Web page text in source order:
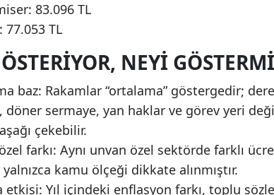
83.096 TL
77.053 TL
NEYI
baz: Rakamlar “ortalama” göstergedir;
döner sermaye, yan haklar ve görev yeri
çekebilir.
farkı: Aynı unvan özel sektörde farklı
kamu ölçeği dikkate alınmıştır.
etkisi: Yıl içindeki enflasyon farkı, toplu